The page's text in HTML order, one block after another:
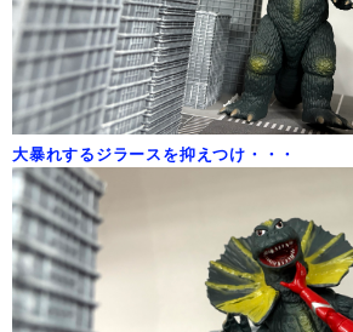
大暴れするジラースを抑えつけ・・・